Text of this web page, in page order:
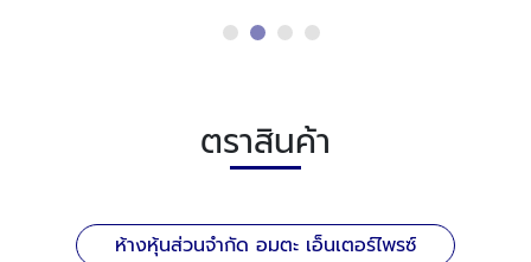
ตราสินค้า
ห้างหุ้นส่วนจำกัด อมตะ เอ็นเตอร์ไพรซ์